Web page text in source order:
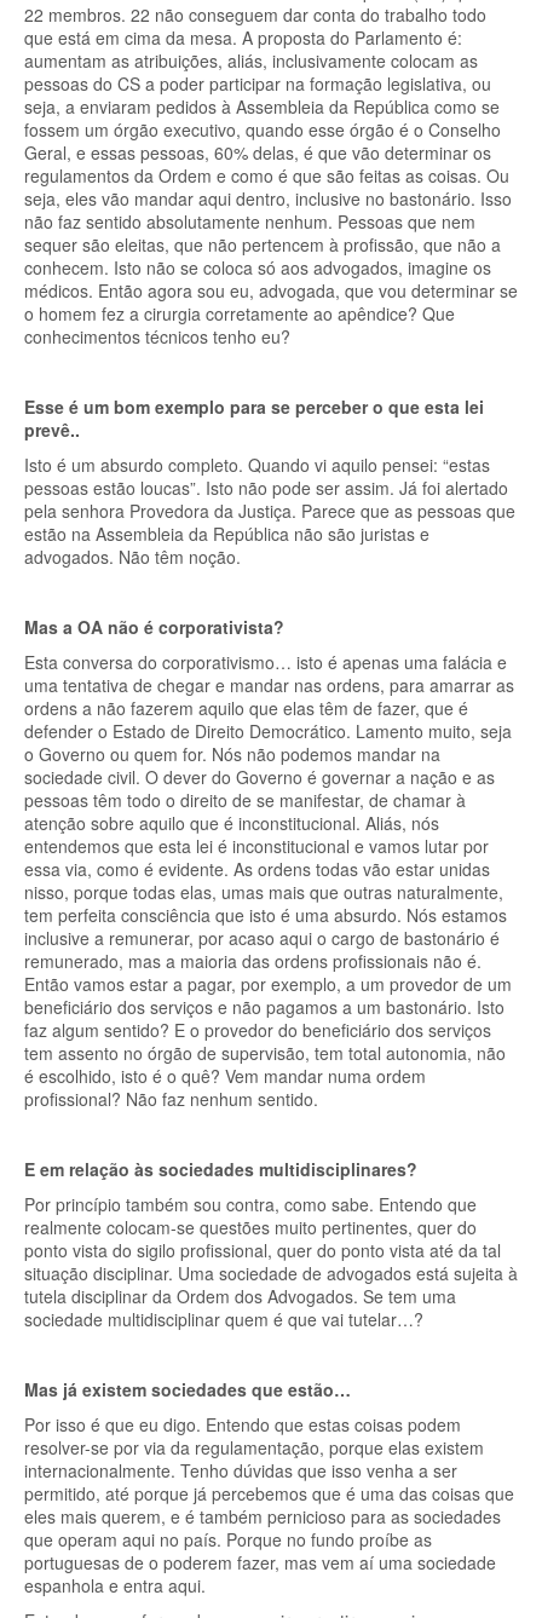
22 membros. 22 não conseguem dar conta do trabalho todo
que está em cima da mesa. A proposta do Parlamento é:
aumentam as atribuições, aliás, inclusivamente colocam as
pessoas do CS a poder participar na formação legislativa, ou
seja, a enviaram pedidos à Assembleia da República como se
fossem um órgão executivo, quando esse órgão é o Conselho
Geral, e essas pessoas, 60% delas, é que vão determinar os
regulamentos da Ordem e como é que são feitas as coisas. Ou
seja, eles vão mandar aqui dentro, inclusive no bastonário. Isso
não faz sentido absolutamente nenhum. Pessoas que nem
sequer são eleitas, que não pertencem à profissão, que não a
conhecem. Isto não se coloca só aos advogados, imagine os
médicos. Então agora sou eu, advogada, que vou determinar se
o homem fez a cirurgia corretamente ao apêndice? Que
conhecimentos técnicos tenho eu?
Esse é um bom exemplo para se perceber o que esta lei
prevê..
Isto é um absurdo completo. Quando vi aquilo pensei: “estas
pessoas estão loucas”. Isto não pode ser assim. Já foi alertado
pela senhora Provedora da Justiça. Parece que as pessoas que
estão na Assembleia da República não são juristas e
advogados. Não têm noção.
Mas a OA não é corporativista?
Esta conversa do corporativismo… isto é apenas uma falácia e
uma tentativa de chegar e mandar nas ordens, para amarrar as
ordens a não fazerem aquilo que elas têm de fazer, que é
defender o Estado de Direito Democrático. Lamento muito, seja
o Governo ou quem for. Nós não podemos mandar na
sociedade civil. O dever do Governo é governar a nação e as
pessoas têm todo o direito de se manifestar, de chamar à
atenção sobre aquilo que é inconstitucional. Aliás, nós
entendemos que esta lei é inconstitucional e vamos lutar por
essa via, como é evidente. As ordens todas vão estar unidas
nisso, porque todas elas, umas mais que outras naturalmente,
tem perfeita consciência que isto é uma absurdo. Nós estamos
inclusive a remunerar, por acaso aqui o cargo de bastonário é
remunerado, mas a maioria das ordens profissionais não é.
Então vamos estar a pagar, por exemplo, a um provedor de um
beneficiário dos serviços e não pagamos a um bastonário. Isto
faz algum sentido? E o provedor do beneficiário dos serviços
tem assento no órgão de supervisão, tem total autonomia, não
é escolhido, isto é o quê? Vem mandar numa ordem
profissional? Não faz nenhum sentido.
E em relação às sociedades multidisciplinares?
Por princípio também sou contra, como sabe. Entendo que
realmente colocam-se questões muito pertinentes, quer do
ponto vista do sigilo profissional, quer do ponto vista até da tal
situação disciplinar. Uma sociedade de advogados está sujeita à
tutela disciplinar da Ordem dos Advogados. Se tem uma
sociedade multidisciplinar quem é que vai tutelar…?
Mas já existem sociedades que estão…
Por isso é que eu digo. Entendo que estas coisas podem
resolver-se por via da regulamentação, porque elas existem
internacionalmente. Tenho dúvidas que isso venha a ser
permitido, até porque já percebemos que é uma das coisas que
eles mais querem, e é também pernicioso para as sociedades
que operam aqui no país. Porque no fundo proíbe as
portuguesas de o poderem fazer, mas vem aí uma sociedade
espanhola e entra aqui.